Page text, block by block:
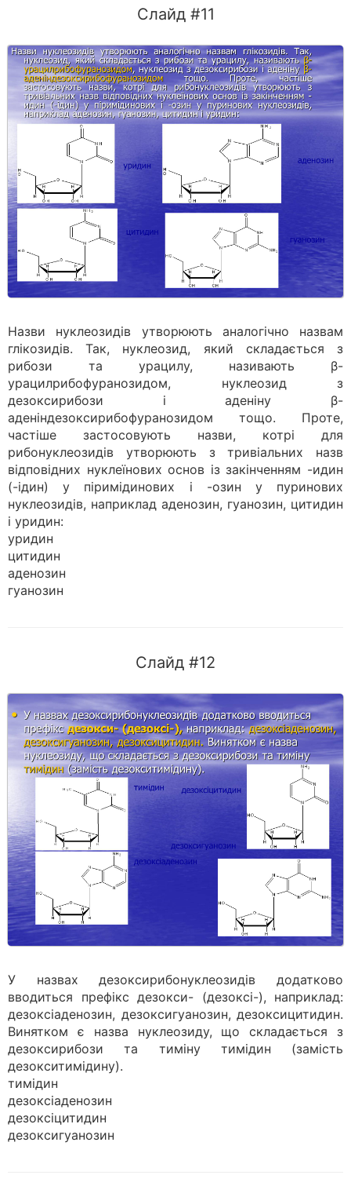
Слайд #11
Назви нуклеозидів утворюють аналогічно назвам
глікозидів. Так, нуклеозид, який складається з
рибози та урацилу, називають β-
урацилрибофуранозидом, нуклеозид з
дезоксирибози і аденіну β-
аденіндезоксирибофуранозидом тощо. Проте,
частіше застосовують назви, котрі для
рибонуклеозидів утворюють з тривіальних назв
відповідних нуклеїнових основ із закінченням -идин
(-ідин) у піримідинових і -озин у пуринових
нуклеозидів, наприклад аденозин, гуанозин, цитидин
і уридин:
уридин
цитидин
аденозин
гуанозин
Слайд #12
У назвах дезоксирибонуклеозидів додатково
вводиться префікс дезокси- (дезоксі-), наприклад:
дезоксіаденозин, дезоксигуанозин, дезоксицитидин.
Винятком є назва нуклеозиду, що складається з
дезоксирибози та тиміну тимідин (замість
дезокситимідину).
тимідин
дезоксіаденозин
дезоксіцитидин
дезоксигуанозин